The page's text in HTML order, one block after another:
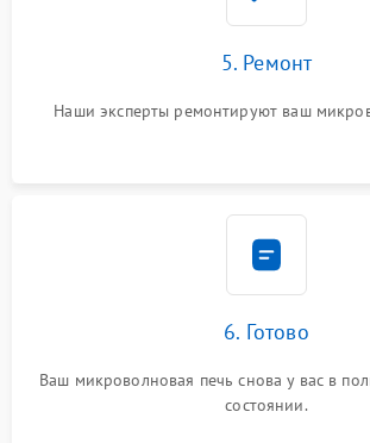
5. Ремонт
Наши эксперты ремонтируют ваш
6. Готово
Ваш микроволновая печь снова у вас в
состоянии.